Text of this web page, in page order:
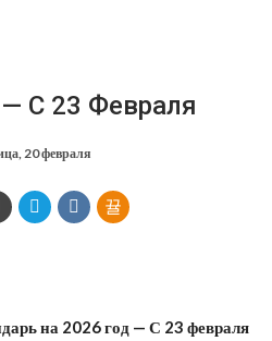
С 23 Февраля
20 февраля
на 2026 год — С 23 февраля